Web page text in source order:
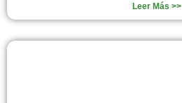
Leer Más >>